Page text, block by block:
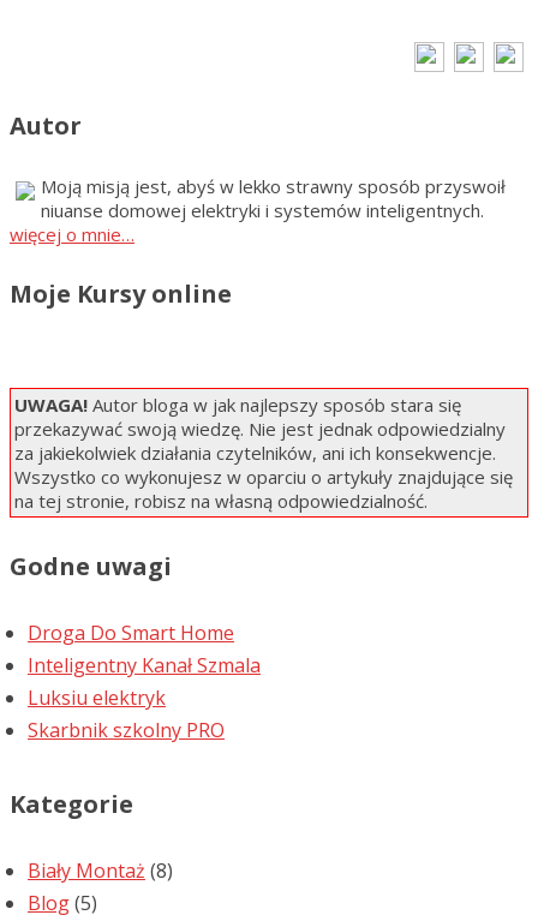
Autor
Moją misją jest, abyś w lekko strawny sposób przyswoił
niuanse domowej elektryki i systemów inteligentnych.
więcej o mnie…
Moje Kursy online
UWAGA! Autor bloga w jak najlepszy sposób stara się
przekazywać swoją wiedzę. Nie jest jednak odpowiedzialny
za jakiekolwiek działania czytelników, ani ich konsekwencje.
Wszystko co wykonujesz w oparciu o artykuły znajdujące się
na tej stronie, robisz na własną odpowiedzialność.
Godne uwagi
Droga Do Smart Home
Inteligentny Kanał Szmala
Luksiu elektryk
Skarbnik szkolny PRO
Kategorie
Biały Montaż (8)
Blog(5)